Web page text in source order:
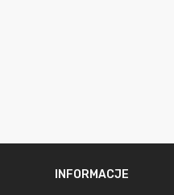
INFORMACJE